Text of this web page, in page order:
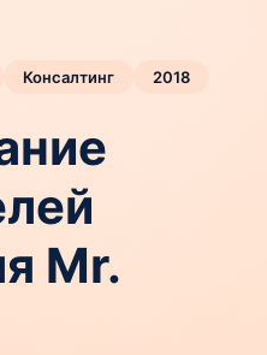
Консалтинг 2018
Mr.